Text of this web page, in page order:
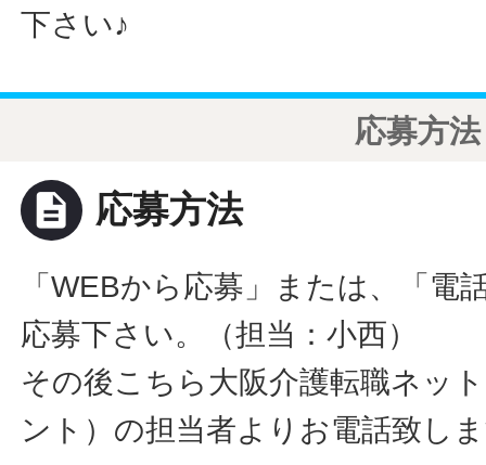
下さい♪
応募方法
description 応募方法
「WEBから応募」または、「電
応募下さい。（担当：小西）
その後こちら大阪介護転職ネッ
ント）の担当者よりお電話致し